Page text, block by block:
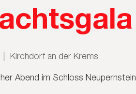
Kirchdorf an der Krems
Abend im Schloss Neupernstein